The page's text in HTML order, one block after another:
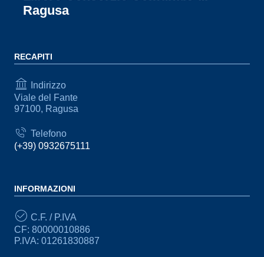
Ragusa
RECAPITI
Indirizzo
Viale del Fante
97100, Ragusa
Telefono
(+39) 0932675111
INFORMAZIONI
C.F. / P.IVA
CF: 80000010886
P.IVA: 01261830887